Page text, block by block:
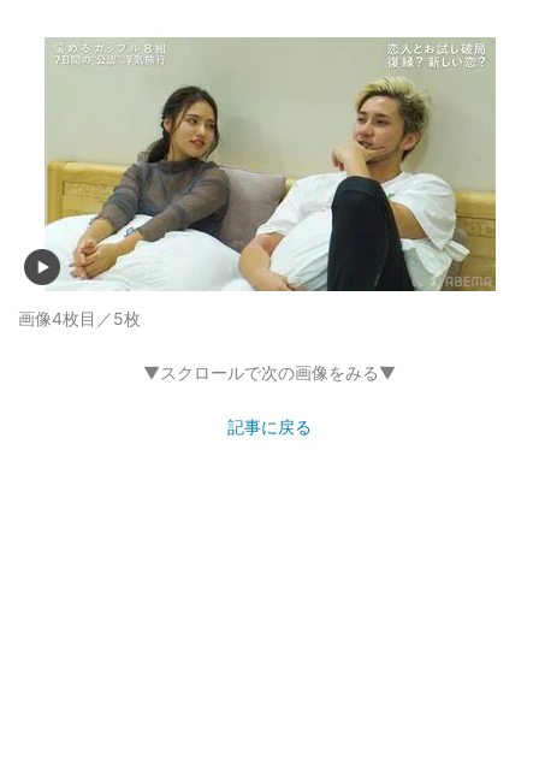
画像4枚目／5枚
▼スクロールで次の画像をみる▼
記事に戻る